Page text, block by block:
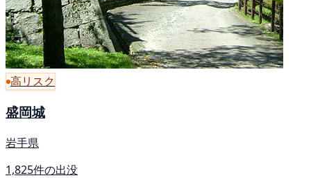
高リスク
盛岡城
岩手県
1,825件の出没